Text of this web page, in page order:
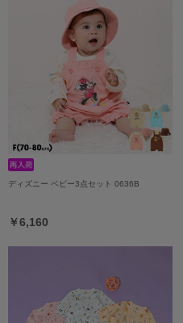
ディズニー ベビー3点セット 0636B
￥6,160